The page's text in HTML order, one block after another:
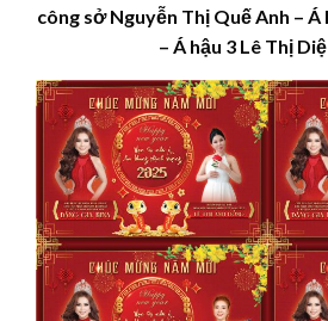
công sở Nguyễn Thị Quế Anh –
– Á hậu 3 Lê Thị